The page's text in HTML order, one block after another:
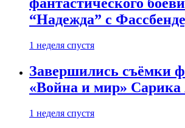
фантастического
“Надежда” с
1 неделя спустя
Завершились съёмки
«Война и мир» Сарика
1 неделя спустя